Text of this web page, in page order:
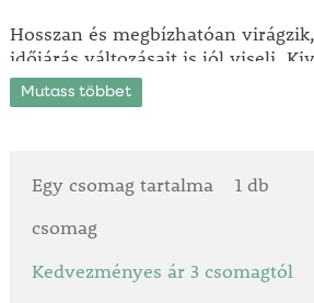
Hosszan és megbízhatóan
időjárás változásait is jól viseli.
balkonládába, dézsába vagy napos
ahol világos színével friss, elegáns
azt a muskátlit, amely egész
minimális gondozás mellett is szép
Mutass többet
Egy csomag tartalma
1 db
csomag
Kedvezményes ár 3 csomagtól